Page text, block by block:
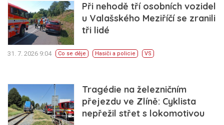
Při nehodě tří osobních vozidel
u Valašského Meziříčí se zranili
tři lidé
31. 7. 2026 9:04 Co se děje Hasiči a policie VS
Tragédie na železničním
přejezdu ve Zlíně: Cyklista
nepřežil střet s lokomotivou